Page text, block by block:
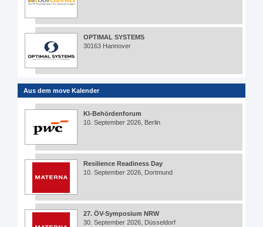
OPTIMAL SYSTEMS
30163 Hannover
Aus dem move Kalender
KI-Behördenforum
10. September 2026, Berlin
Resilience Readiness Day
10. September 2026, Dortmund
27. ÖV-Symposium NRW
30. September 2026, Düsseldorf